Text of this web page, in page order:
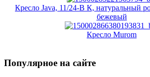
Кресло Java, 11/24-В К, натуральный
бежевый
Кресло Murom
Популярное на сайте